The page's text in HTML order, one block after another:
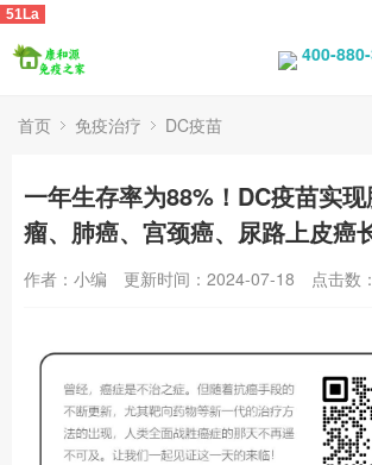
51La
400-
首页 免疫治疗 DC疫苗
一年生存率为88%！DC疫苗实
瘤、肺癌、宫颈癌、尿路上皮癌
作者：小编 更新时间：2024-07-18 点击数：